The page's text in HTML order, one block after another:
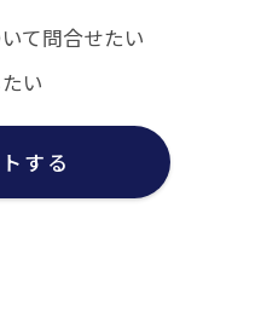
て問合せたい
い
する